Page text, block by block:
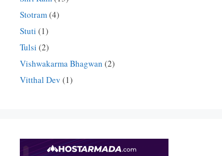
Stotram(4)
Stuti (1)
Tulsi (2)
Vishwakarma Bhagwan (2)
Vitthal Dev (1)